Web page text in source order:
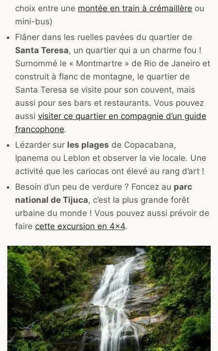
choix entre une montée en train à crémaillère ou
mini-bus)
Flâner dans les ruelles pavées du quartier de
Santa Teresa, un quartier qui a un charme fou !
Surnommé le « Montmartre » de Rio de Janeiro et
construit à flanc de montagne, le quartier de
Santa Teresa se visite pour son couvent, mais
aussi pour ses bars et restaurants. Vous pouvez
aussi visiter ce quartier en compagnie d’un guide
francophone.
Lézarder sur les plages de Copacabana,
Ipanema ou Leblon et observer la vie locale. Une
activité que les cariocas ont élevé au rang d’art !
Besoin d’un peu de verdure ? Foncez au parc
national de Tijuca, c’est la plus grande forêt
urbaine du monde ! Vous pouvez aussi prévoir de
faire cette excursion en 4×4.